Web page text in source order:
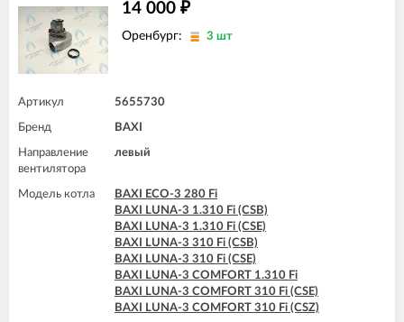
14 000 ₽
Оренбург: 3 шт
Артикул 5655730
Бренд BAXI
Направление
вентилятора
левый
Модель котла
BAXI ECO-3 280 Fi
BAXI LUNA-3 1.310 Fi (CSB)
BAXI LUNA-3 1.310 Fi (CSE)
BAXI LUNA-3 310 Fi (CSB)
BAXI LUNA-3 310 Fi (CSE)
BAXI LUNA-3 COMFORT 1.310 Fi
BAXI LUNA-3 COMFORT 310 Fi (CSE)
BAXI LUNA-3 COMFORT 310 Fi (CSZ)